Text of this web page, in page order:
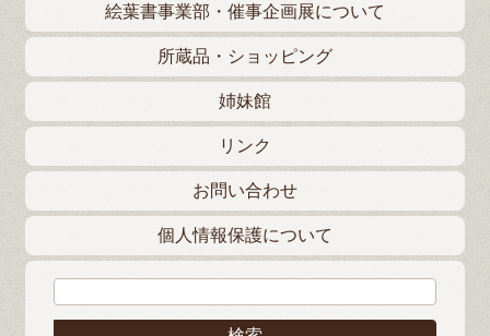
絵葉書事業部・催事企画展について
所蔵品・ショッピング
姉妹館
リンク
お問い合わせ
個人情報保護について